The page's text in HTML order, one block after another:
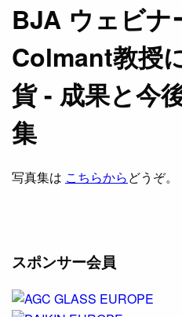
BJA ウェビ
Colmant教授
貨 - 成果と今
集
写真集は こちらからどうぞ。
スポンサー会員